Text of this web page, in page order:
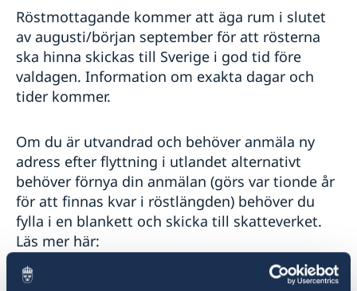
Röstmottagande kommer att äga rum i slutet
av augusti/början september för att rösterna
ska hinna skickas till Sverige i god tid före
valdagen. Information om exakta dagar och
tider kommer.
Om du är utvandrad och behöver anmäla ny
adress efter flyttning i utlandet alternativt
behöver förnya din anmälan (görs var tionde år
för att finnas kvar i röstlängden) behöver du
fylla i en blankett och skicka till skatteverket.
Läs mer här:
Ny adress/röstlängd för utvandrad, Anmälan
(SKV 7842) | Skatteverket